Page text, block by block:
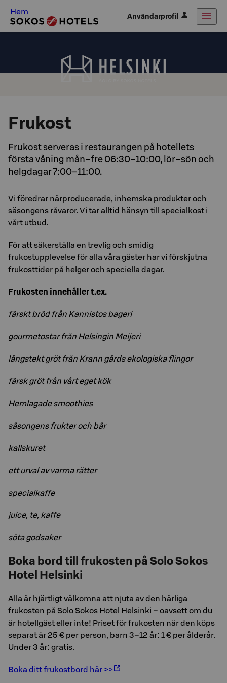
Hem Användarprofil
Frukost
Frukost serveras i restaurangen på hotellets
första våning mån–fre 06:30–10:00, lör–sön och
helgdagar 7:00–11:00.
Vi föredrar närproducerade, inhemska produkter och
säsongens råvaror. Vi tar alltid hänsyn till specialkost i
vårt utbud.
För att säkerställa en trevlig och smidig
frukostupplevelse för alla våra gäster har vi förskjutna
frukosttider på helger och speciella dagar.
Frukosten innehåller t.ex.
färskt bröd från Kannistos bageri
gourmetostar från Helsingin Meijeri
långstekt gröt från Krann gårds ekologiska flingor
färsk gröt från vårt eget kök
Hemlagade smoothies
säsongens frukter och bär
kallskuret
ett urval av varma rätter
specialkaffe
juice, te, kaffe
söta godsaker
Boka bord till frukosten på Solo Sokos
Hotel Helsinki
Alla är hjärtligt välkomna att njuta av den härliga
frukosten på Solo Sokos Hotel Helsinki – oavsett om du
är hotellgäst eller inte! Priset för frukosten när den köps
separat är 25 € per person, barn 3–12 år: 1 € per ålderår.
Under 3 år: gratis.
Boka ditt frukostbord här >>